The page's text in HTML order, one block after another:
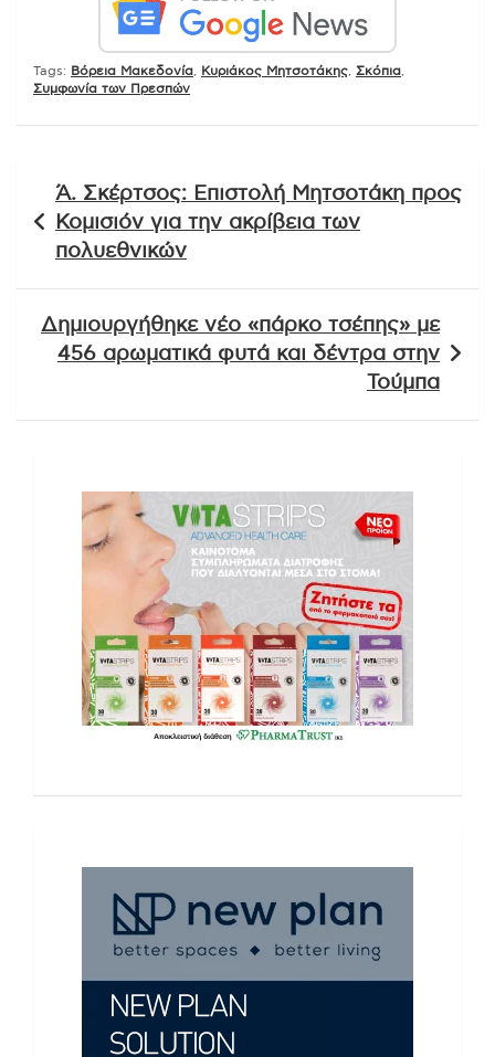
Tags: Βόρεια Μακεδονία Κυριάκος Μητσοτάκης Σκόπια
Συμφωνία των Πρεσπών
άρθρων
Ά. Σκέρτσος: Επιστολή Μητσοτάκη προς
Κομισιόν για την ακρίβεια των
πολυεθνικών
Δημιουργήθηκε νέο «πάρκο τσέπης» με
456 αρωματικά φυτά και δέντρα στην
Τούμπα